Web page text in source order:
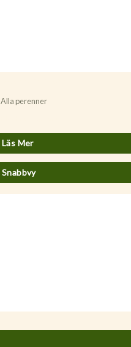
Alla perenner
Läs Mer
Snabbvy